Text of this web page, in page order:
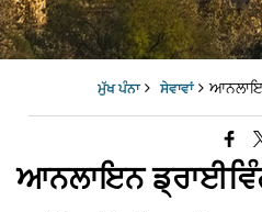
ਮੁੱਖ ਪੰਨਾ ਸੇਵਾਵਾਂ
ਆਨਲਾਇਨ